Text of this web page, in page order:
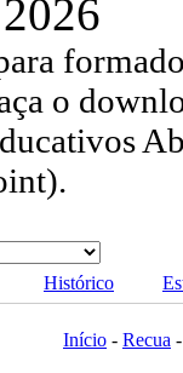
o
Histórico
Início - Recua